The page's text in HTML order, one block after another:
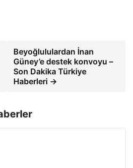
Beyoğlululardan İnan
Güney’e destek konvoyu –
Son Dakika Türkiye
Haberleri →